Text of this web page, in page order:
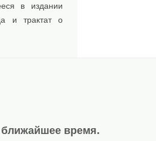
в издании
и трактат о
время.